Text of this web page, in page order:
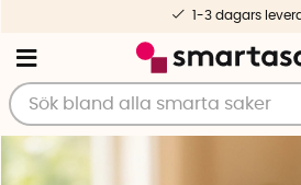
1-3 dagars